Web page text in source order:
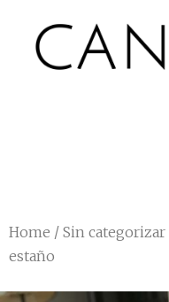
Home / Sin categorizar
estaño